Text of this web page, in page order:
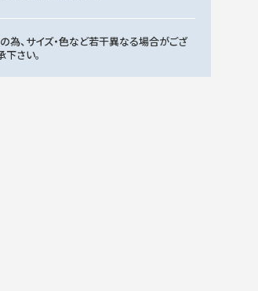
、サイズ・色など若干異なる場合がござ
さい。